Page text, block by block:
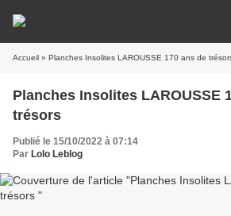
Accueil » Planches Insolites LAROUSSE 170 ans de
Planches Insolites LAROUSSE
trésors
Publié le 15/10/2022 à 07:14
Par Lolo Leblog